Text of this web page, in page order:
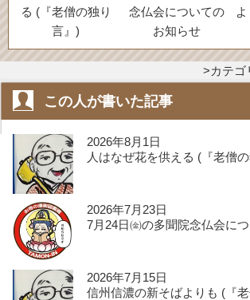
る (『老僧の独り
言』)
念仏会についての
お知らせ
カテゴ
この人が書いた記事
2026年8月1日
人はなぜ花を供える (『老僧
2026年7月23日
7月24日㈮の多聞院念仏会に
2026年7月15日
信州信濃の新そばよりも (『